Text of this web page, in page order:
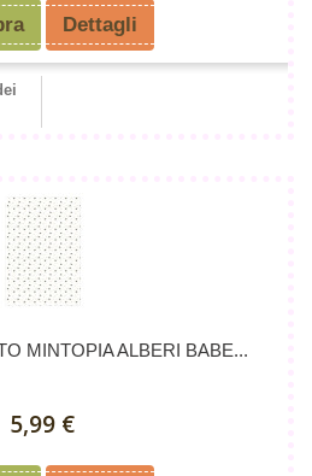
Dettagli
MINTOPIA ALBERI BABE...
5,99 €